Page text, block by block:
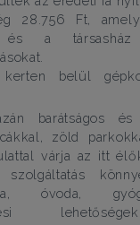
28.756 Ft,
és a társasház
belül
barátságos és
zöld
várja az itt
óvoda,